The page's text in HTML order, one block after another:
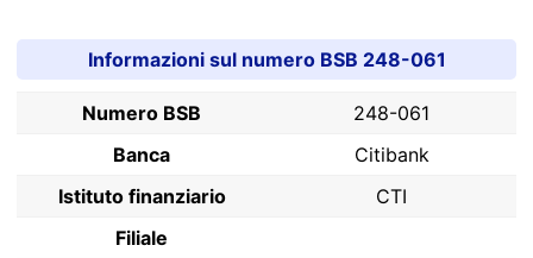
Informazioni sul numero BSB 248-061
Numero BSB
248-061
Banca
Citibank
Istituto finanziario
CTI
Filiale